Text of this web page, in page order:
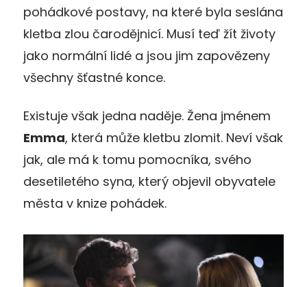
pohádkové postavy, na které byla seslána
kletba zlou čarodějnicí. Musí teď žít životy
jako normální lidé a jsou jim zapovězeny
všechny šťastné konce.
Existuje však jedna naděje. Žena jménem
Emma, která může kletbu zlomit. Neví však
jak, ale má k tomu pomocníka, svého
desetiletého syna, který objevil obyvatele
města v knize pohádek.